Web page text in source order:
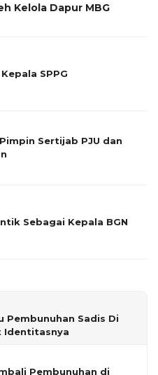
Kelola Dapur MBG
SPPG
Sertijab PJU dan
Sebagai Kepala BGN
Pembunuhan Sadis Di
Identitasnya
Pembunuhan di